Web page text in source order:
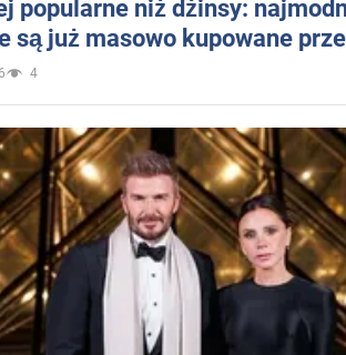
popularne niż dżinsy:
są już masowo kupowane
4